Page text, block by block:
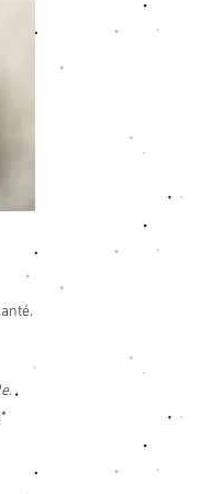
Chez Petite Etincelle,
nous respectons
qualifiées, et votre